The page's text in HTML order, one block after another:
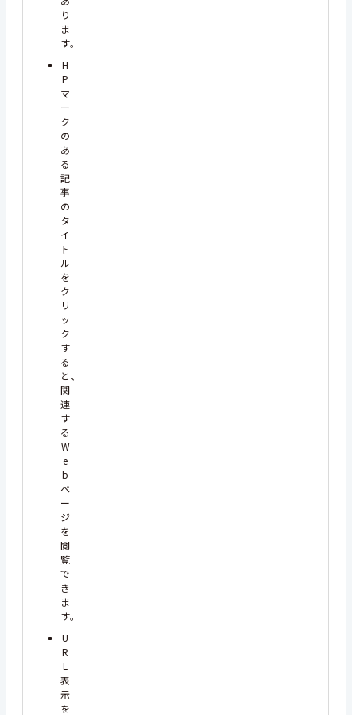
り
ま
す。
H
P
マ
ー
ク
の
あ
る
記
事
の
タ
イ
ト
ル
を
ク
リ
ッ
ク
す
る
と、
関
連
す
る
W
e
b
ペ
ー
ジ
を
閲
覧
で
き
ま
す。
U
R
L
表
示
を